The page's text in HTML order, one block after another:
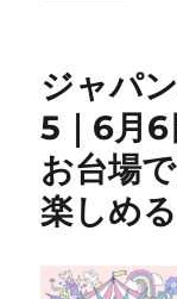
ジャパ
5｜6月6
お台場
楽しめ